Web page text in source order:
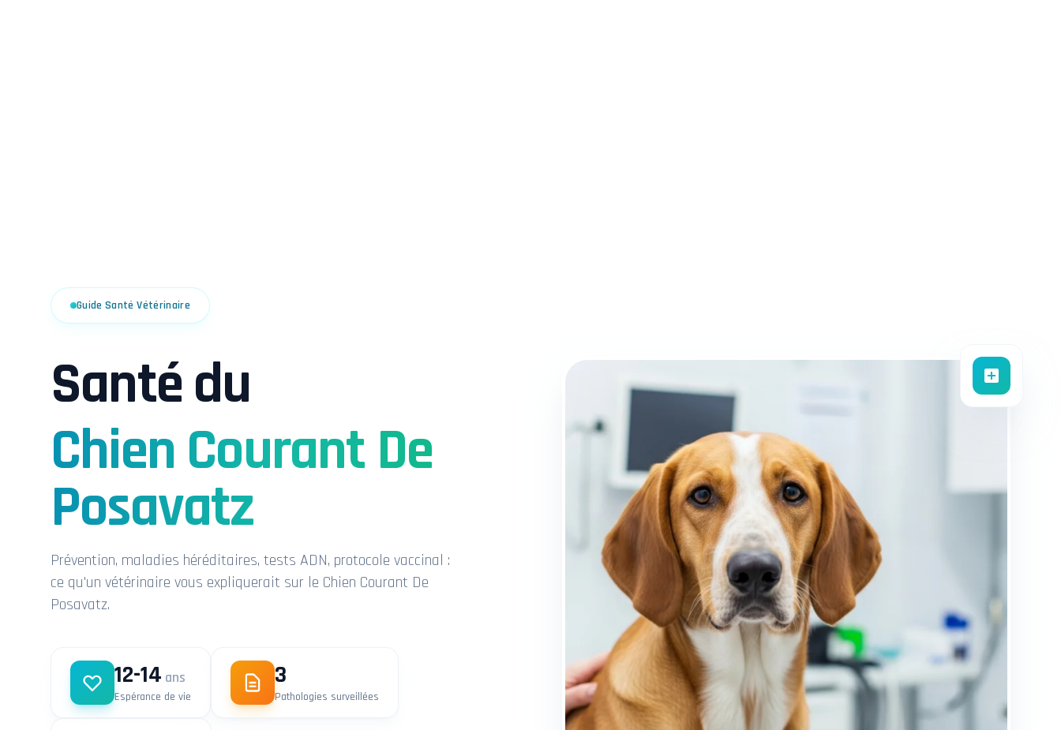
Guide Santé Vétérinaire
Santé du
Chien Courant De
Posavatz
Prévention, maladies héréditaires, tests ADN, protocole vaccinal :
ce qu'un vétérinaire vous expliquerait sur le Chien Courant De
Posavatz.
12-14 ans
Espérance de vie
3
Pathologies surveillées